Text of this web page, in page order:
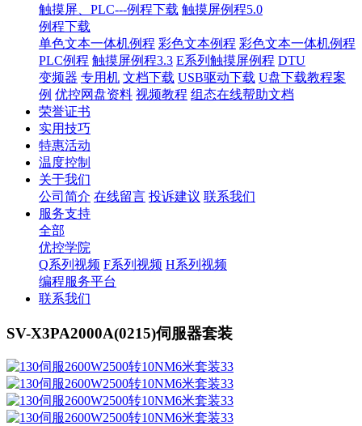
触摸屏、PLC---例程下载 触摸屏例程5.0
例程下载
单色文本一体机例程 彩色文本例程 彩色文本一体机例程
PLC例程 触摸屏例程3.3 E系列触摸屏例程 DTU
变频器 专用机 文档下载 USB驱动下载 U盘下载教程案
例 优控网盘资料 视频教程 组态在线帮助文档
荣誉证书
实用技巧
特惠活动
温度控制
关于我们
公司简介 在线留言 投诉建议 联系我们
服务支持
全部
优控学院
Q系列视频 F系列视频 H系列视频
编程服务平台
联系我们
SV-X3PA2000A(0215)伺服器套装